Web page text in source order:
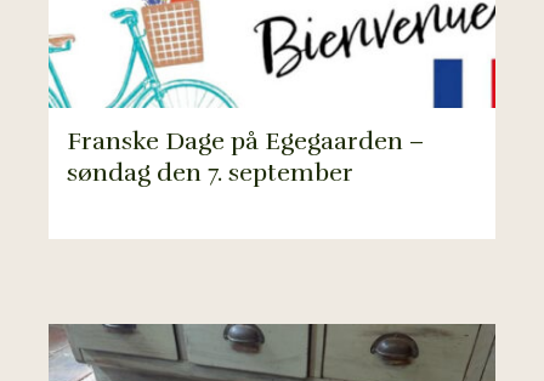
Franske Dage på Egegaarden –
søndag den 7. september